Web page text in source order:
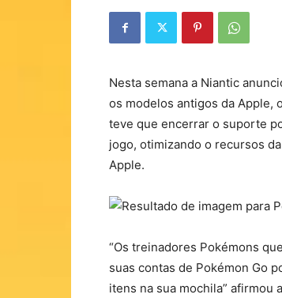
Nesta semana a Niantic
os modelos antigos da Apple,
teve que encerrar o suporte
jogo, otimizando o recursos
Apple.
“Os treinadores Pokémons
suas contas de Pokémon Go
itens na sua mochila” afirmou